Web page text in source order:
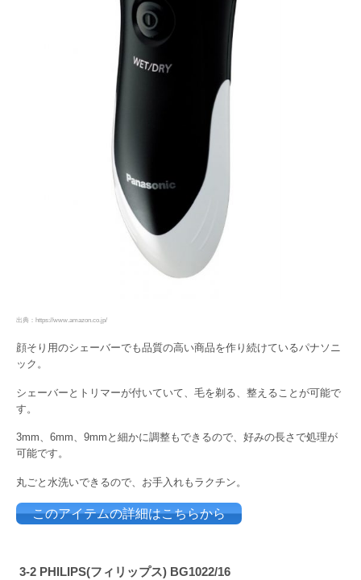
出典：https://www.amazon.co.jp/
顔そり用のシェーバーでも品質の高い商品を作り続けているパナソニ
ック。
シェーバーとトリマーが付いていて、毛を剃る、整えることが可能で
す。
3mm、6mm、9mmと細かに調整もできるので、好みの長さで処理が
可能です。
丸ごと水洗いできるので、お手入れもラクチン。
このアイテムの詳細はこちらから
3-2 PHILIPS(フィリップス) BG1022/16